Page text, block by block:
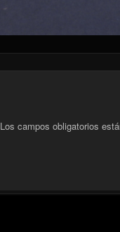
Los campos obligatorios